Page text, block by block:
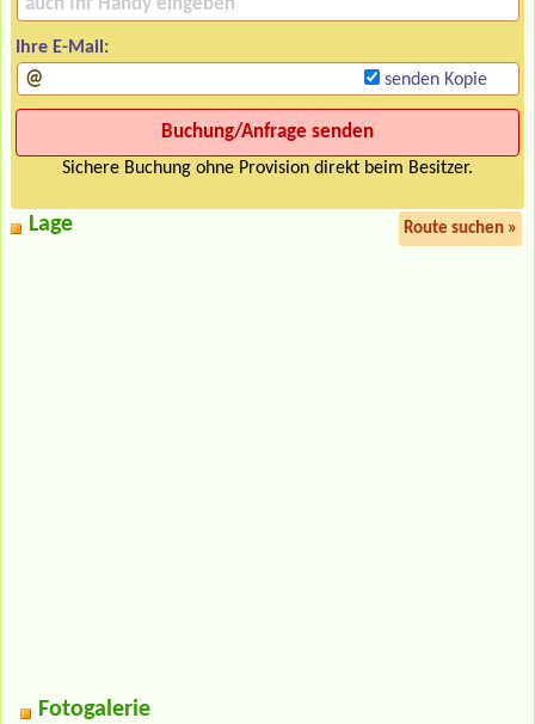
Ihre E-Mail:
senden Kopie
Sichere Buchung ohne Provision direkt beim Besitzer.
Lage Route suchen »
Fotogalerie